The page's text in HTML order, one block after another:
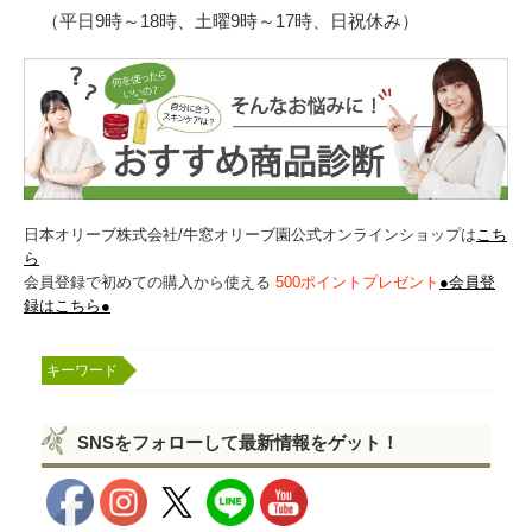
（平日9時～18時、土曜9時～17時、日祝休み）
日本オリーブ株式会社/牛窓オリーブ園公式オンラインショップはこち
ら
会員登録で初めての購入から使える 500ポイントプレゼント ●会員登
録はこちら●
SNSをフォローして最新情報をゲット！